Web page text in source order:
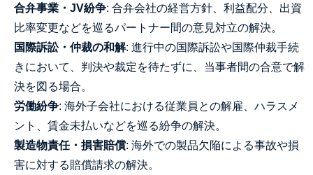
合弁事業・JV紛争: 合弁会社の経営方針、利益配分、出資
比率変更などを巡るパートナー間の意見対立の解決。
国際訴訟・仲裁の和解: 進行中の国際訴訟や国際仲裁手続
きにおいて、判決や裁定を待たずに、当事者間の合意で解
決を図る場合。
労働紛争: 海外子会社における従業員との解雇、ハラスメ
ント、賃金未払いなどを巡る紛争の解決。
製造物責任・損害賠償: 海外での製品欠陥による事故や損
害に対する賠償請求の解決。